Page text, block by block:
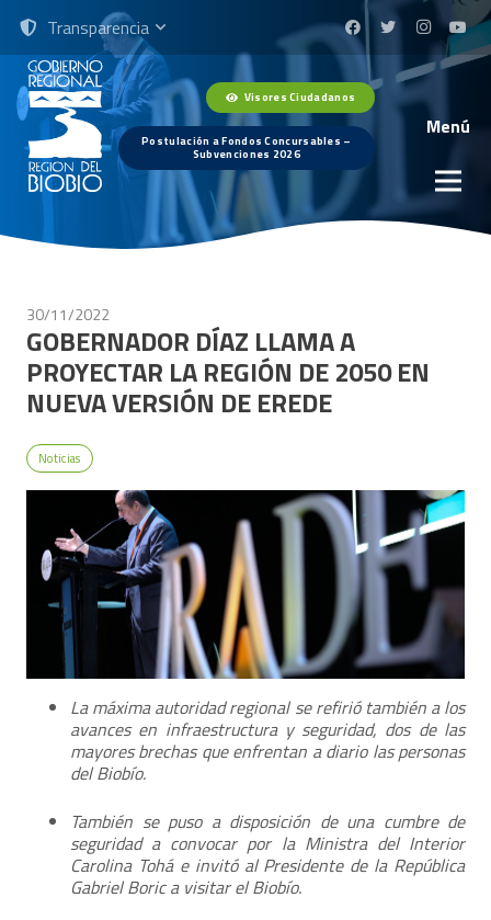
Transparencia
Visores Ciudadanos
Postulación a Fondos Concursables –
Subvenciones 2026
Menú
30/11/2022
GOBERNADOR DÍAZ LLAMA A
PROYECTAR LA REGIÓN DE 2050 EN
NUEVA VERSIÓN DE EREDE
Noticias
La máxima autoridad regional se refirió también a los
avances en infraestructura y seguridad, dos de las
mayores brechas que enfrentan a diario las personas
del Biobío.
También se puso a disposición de una cumbre de
seguridad a convocar por la Ministra del Interior
Carolina Tohá e invitó al Presidente de la República
Gabriel Boric a visitar el Biobío.